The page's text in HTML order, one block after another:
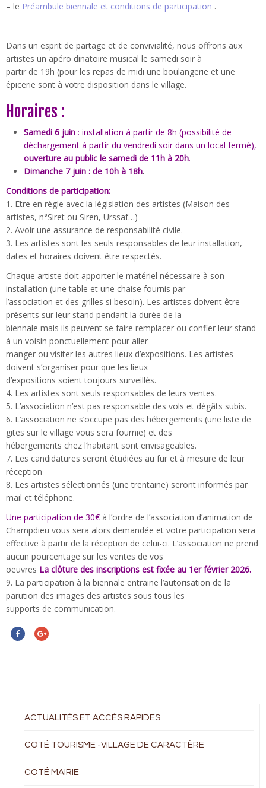
– le Préambule biennale et conditions de participation .
Dans un esprit de partage et de convivialité, nous offrons aux
artistes un apéro dinatoire musical le samedi soir à
partir de 19h (pour les repas de midi une boulangerie et une
épicerie sont à votre disposition dans le village.
Horaires :
Samedi 6 juin : installation à partir de 8h (possibilité de
déchargement à partir du vendredi soir dans un local fermé),
ouverture au public le samedi de 11h à 20h.
Dimanche 7 juin : de 10h à 18h.
Conditions de participation:
1. Etre en règle avec la législation des artistes (Maison des
artistes, n°Siret ou Siren, Urssaf…)
2. Avoir une assurance de responsabilité civile.
3. Les artistes sont les seuls responsables de leur installation,
dates et horaires doivent être respectés.
Chaque artiste doit apporter le matériel nécessaire à son
installation (une table et une chaise fournis par
l’association et des grilles si besoin). Les artistes doivent être
présents sur leur stand pendant la durée de la
biennale mais ils peuvent se faire remplacer ou confier leur stand
à un voisin ponctuellement pour aller
manger ou visiter les autres lieux d’expositions. Les artistes
doivent s’organiser pour que les lieux
d’expositions soient toujours surveillés.
4. Les artistes sont seuls responsables de leurs ventes.
5. L’association n’est pas responsable des vols et dégâts subis.
6. L’association ne s’occupe pas des hébergements (une liste de
gites sur le village vous sera fournie) et des
hébergements chez l’habitant sont envisageables.
7. Les candidatures seront étudiées au fur et à mesure de leur
réception
8. Les artistes sélectionnés (une trentaine) seront informés par
mail et téléphone.
Une participation de 30€ à l’ordre de l’association d’animation de
Champdieu vous sera alors demandée et votre participation sera
effective à partir de la réception de celui-ci. L’association ne prend
aucun pourcentage sur les ventes de vos
oeuvres La clôture des inscriptions est fixée au 1er février 2026.
9. La participation à la biennale entraine l’autorisation de la
parution des images des artistes sous tous les
supports de communication.
ACTUALITÉS ET ACCÈS RAPIDES
COTÉ TOURISME -VILLAGE DE CARACTÈRE
COTÉ MAIRIE